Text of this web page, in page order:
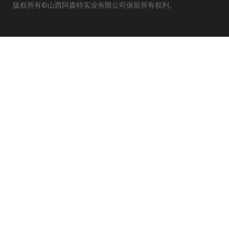
版权所有©山西阿森特实业有限公司保留所有权利。